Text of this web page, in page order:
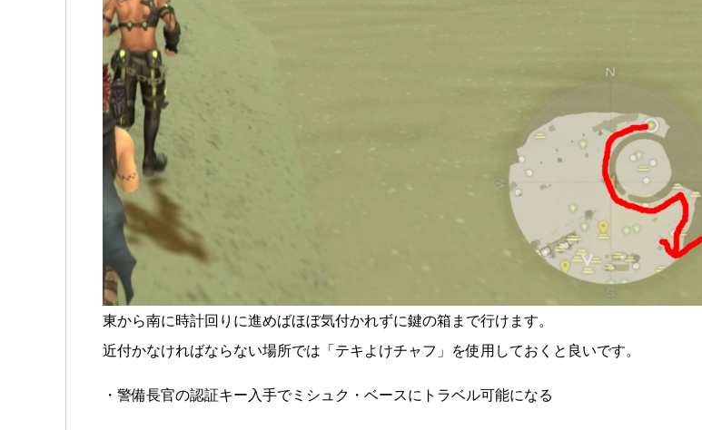
東から南に時計回りに進めばほぼ気付かれずに鍵の箱まで行けます。
近付かなければならない場所では「テキよけチャフ」を使用しておくと良いです。
・警備長官の認証キー入手でミシュク・ベースにトラベル可能になる